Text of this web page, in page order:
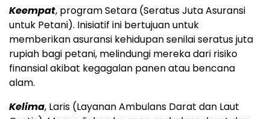
Keempat, program Setara (Seratus Juta Asuransi
untuk Petani). Inisiatif ini bertujuan untuk
memberikan asuransi kehidupan senilai seratus juta
rupiah bagi petani, melindungi mereka dari risiko
finansial akibat kegagalan panen atau bencana
alam.
Kelima, Laris (Layanan Ambulans Darat dan Laut